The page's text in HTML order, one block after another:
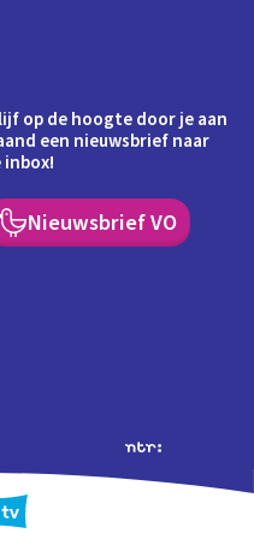
op de hoogte door je aan
een nieuwsbrief naar
inbox!
Nieuwsbrief VO